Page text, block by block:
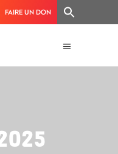
FAIRE UN DON